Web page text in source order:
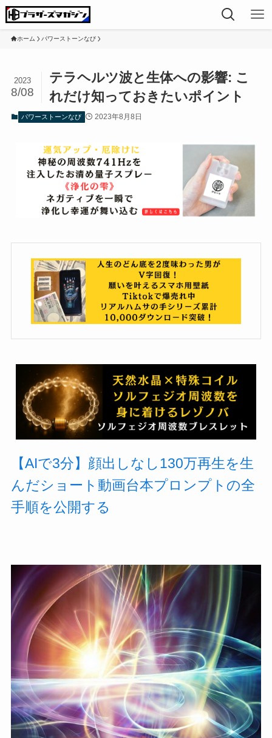
ホーム パワーストーンなび
テラヘルツ波と生体への影響: こ
れだけ知っておきたいポイント
2023
8/08
パワーストーンなび 2023年8月8日
【AIで3分】顔出しなし130万再生を生
んだショート動画台本プロンプトの全
手順を公開する